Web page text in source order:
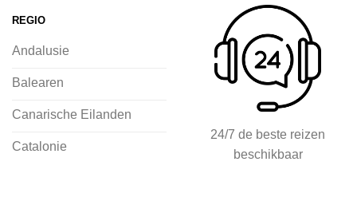
vliegvakantie zoeken en boeken bij
2Spanje.nl, met een team dat altijd
klaarstaat om eventuele vragen te
beantwoorden en ervoor te zorgen dat
jij met een gerust hart op vakantie kunt
REGIO
Andalusie
Balearen
Canarische Eilanden
Catalonie
24/7 de beste reizen
beschikbaar